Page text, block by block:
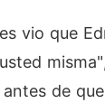
vio que
de